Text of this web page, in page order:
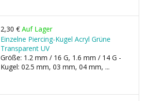
2,30 € Auf Lager
Einzelne Piercing-Kugel Acryl Grüne
Transparent UV
Größe: 1.2 mm / 16 G, 1.6 mm / 14 G -
Kugel: 02.5 mm, 03 mm, 04 mm, ...